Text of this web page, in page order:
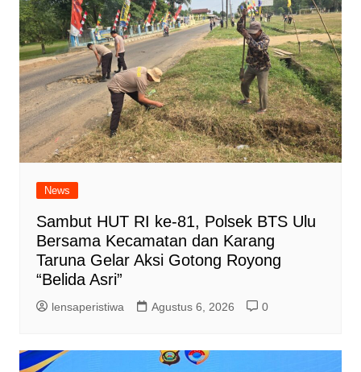
News
Sambut HUT RI ke-81, Polsek BTS Ulu
Bersama Kecamatan dan Karang
Taruna Gelar Aksi Gotong Royong
“Belida Asri”
lensaperistiwa Agustus 6, 2026 0